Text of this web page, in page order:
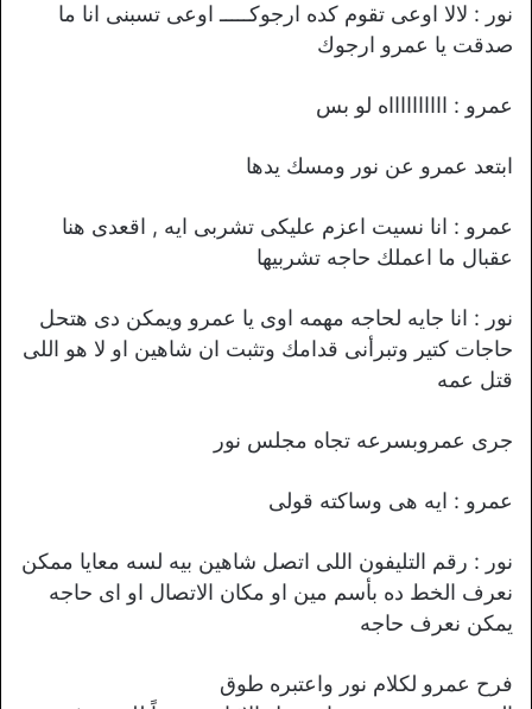
نور : لالا اوعى تقوم كده ارجوكـــــ اوعى تسبنى انا ما
صدقت يا عمرو ارجوك
عمرو : ااااااااااه لو بس
ابتعد عمرو عن نور ومسك يدها
عمرو : انا نسيت اعزم عليكى تشربى ايه , اقعدى هنا
عقبال ما اعملك حاجه تشربيها
نور : انا جايه لحاجه مهمه اوى يا عمرو ويمكن دى هتحل
حاجات كتير وتبرأنى قدامك وتثبت ان شاهين او لا هو اللى
قتل عمه
جرى عمروبسرعه تجاه مجلس نور
عمرو : ايه هى وساكته قولى
نور : رقم التليفون اللى اتصل شاهين بيه لسه معايا ممكن
نعرف الخط ده بأسم مين او مكان الاتصال او اى حاجه
يمكن نعرف حاجه
فرح عمرو لكلام نور واعتبره طوق